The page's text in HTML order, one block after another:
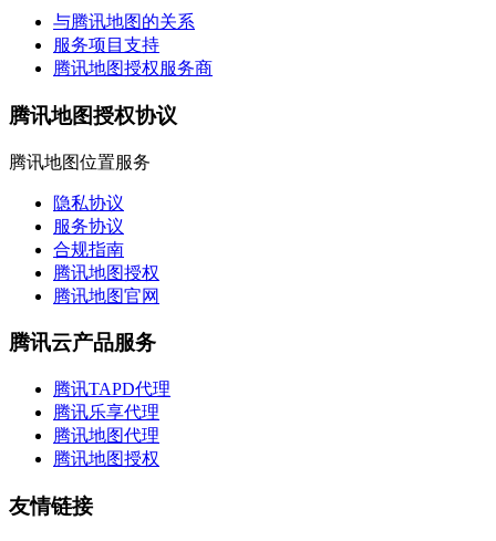
与腾讯地图的关系
服务项目支持
腾讯地图授权服务商
腾讯地图授权协议
腾讯地图位置服务
隐私协议
服务协议
合规指南
腾讯地图授权
腾讯地图官网
腾讯云产品服务
腾讯TAPD代理
腾讯乐享代理
腾讯地图代理
腾讯地图授权
友情链接